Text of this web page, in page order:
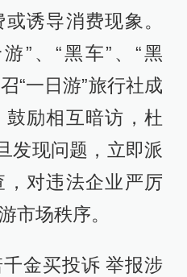
诱导消费现象。
”、“黑车”、“黑
“一日游”旅行社成
励相互暗访，杜
发现问题，立即派
对违法企业严厉
市场秩序。
千金买投诉 举报涉